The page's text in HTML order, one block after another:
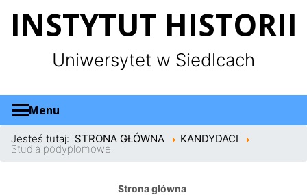
INSTYTUT HISTORII
Uniwersytet w Siedlcach
Menu
Jesteś tutaj: STRONA GŁÓWNA KANDYDACI
Studia podyplomowe
Strona główna